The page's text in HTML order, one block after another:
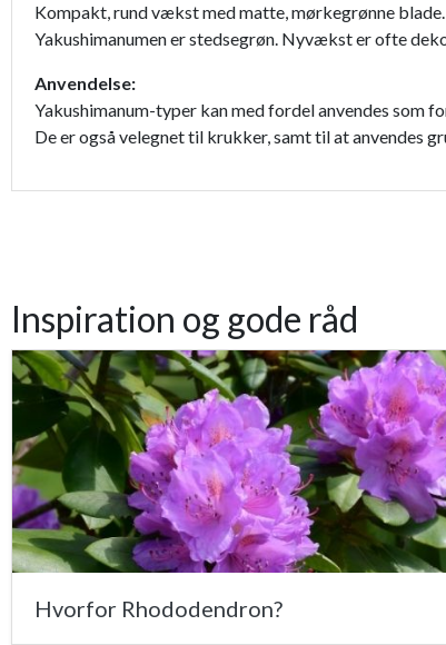
Kompakt, rund vækst med matte, mørkegrønne blade.
Yakushimanumen er stedsegrøn. Nyvækst er ofte
Anvendelse:
Yakushimanum-typer kan med fordel anvendes som
De er også velegnet til krukker, samt til at anvendes
Inspiration og gode råd
Hvorfor Rhododendron?